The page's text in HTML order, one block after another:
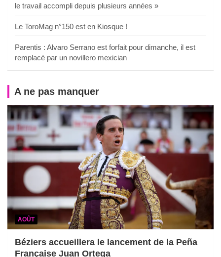
le travail accompli depuis plusieurs années »
Le ToroMag n°150 est en Kiosque !
Parentis : Alvaro Serrano est forfait pour dimanche, il est
remplacé par un novillero mexician
A ne pas manquer
AOÛT
Béziers accueillera le lancement de la Peña
Française Juan Ortega